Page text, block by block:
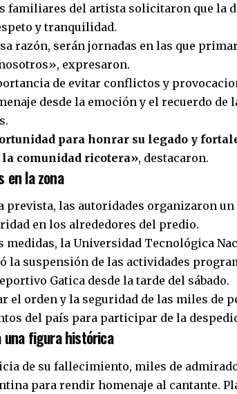
familiares del artista solicitaron que la
y tranquilidad.
razón, serán jornadas en las que
expresaron.
de evitar conflictos y
desde la emoción y el recuerdo de
para honrar su legado y
comunidad ricotera», destacaron.
en la zona
prevista, las autoridades organizaron
en los alrededores del predio.
medidas, la Universidad Tecnológica
la suspensión de las actividades
Gatica desde la tarde del sábado.
el orden y la seguridad de las miles de
del país para participar de la
figura histórica
de su fallecimiento, miles de
para rendir homenaje al cantante.